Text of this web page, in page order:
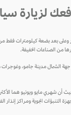
لزيارة
من الصناعات الخفيفة.
ارتفاع 256 مترًا فوق مستوى سطح البحر،
الجوية ومراكز إنذار